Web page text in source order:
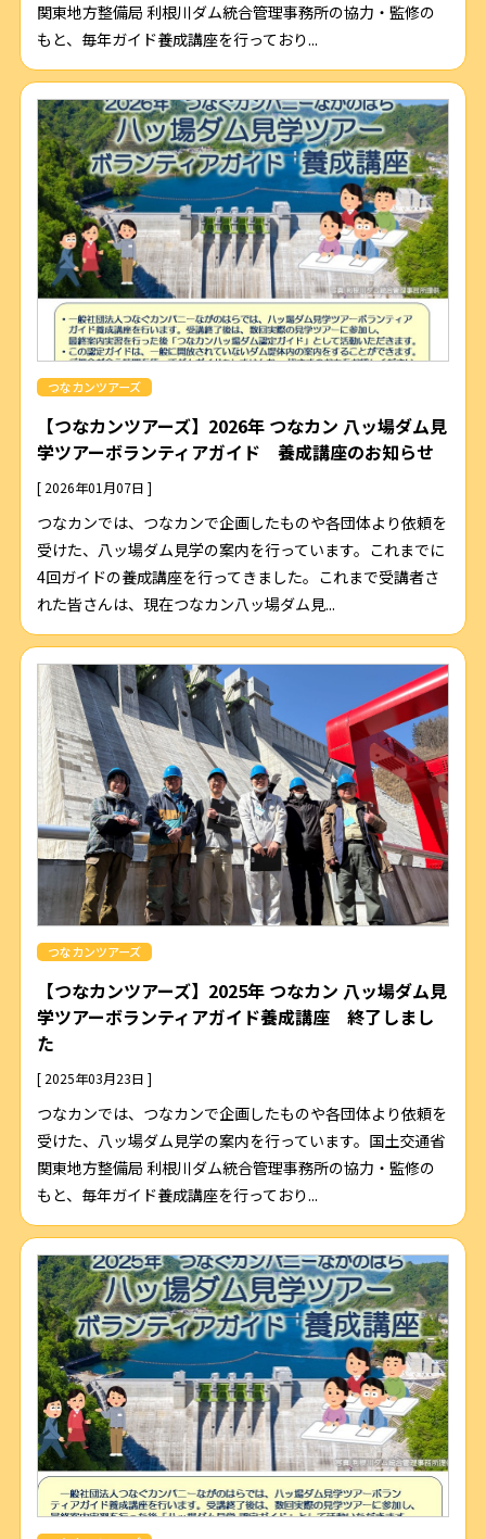
関東地方整備局 利根川ダム統合管理事務所の協力・監修の
もと、毎年ガイド養成講座を行っており...
つなカンツアーズ
【つなカンツアーズ】2026年 つなカン 八ッ場ダム見
学ツアーボランティアガイド 養成講座のお知らせ
[ 2026年01月07日 ]
つなカンでは、つなカンで企画したものや各団体より依頼を
受けた、八ッ場ダム見学の案内を行っています。これまでに
4回ガイドの養成講座を行ってきました。これまで受講者さ
れた皆さんは、現在つなカン八ッ場ダム見...
つなカンツアーズ
【つなカンツアーズ】2025年 つなカン 八ッ場ダム見
学ツアーボランティアガイド養成講座 終了しまし
た
[ 2025年03月23日 ]
つなカンでは、つなカンで企画したものや各団体より依頼を
受けた、八ッ場ダム見学の案内を行っています。国土交通省
関東地方整備局 利根川ダム統合管理事務所の協力・監修の
もと、毎年ガイド養成講座を行っており...